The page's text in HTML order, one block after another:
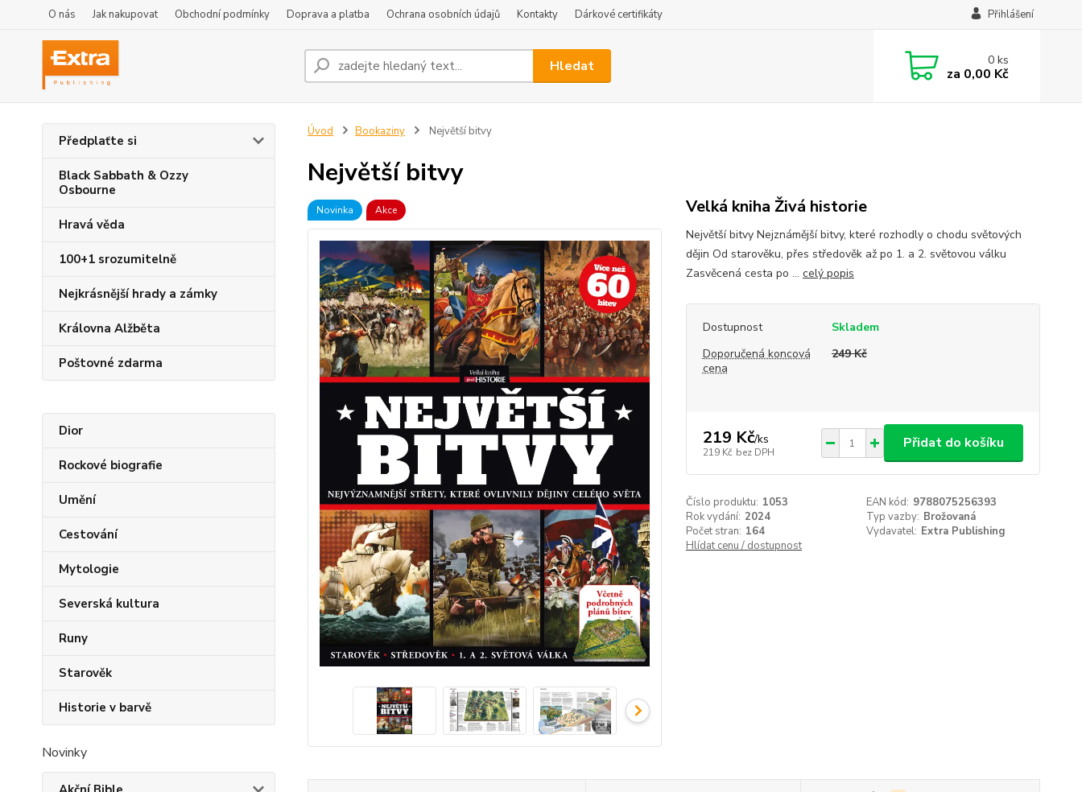
O nás Jak nakupovat Obchodní podmínky Doprava a platba Ochrana osobních údajů Kontakty Dárkové certifikáty Přihlášení
Hledat 0ks
za 0,00 Kč
Předplaťte si
Black Sabbath & Ozzy
Osbourne
Hravá věda
100+1 srozumitelně
Nejkrásnější hrady a zámky
Královna Alžběta
Poštovné zdarma
Dior
Rockové biografie
Umění
Cestování
Mytologie
Severská kultura
Runy
Starověk
Historie v barvě
Novinky
Úvod Bookaziny Největší bitvy
Největší bitvy
Novinka Akce Velká kniha Živá historie
Největší bitvy Nejznámější bitvy, které rozhodly o chodu světových
dějin Od starověku, přes středověk až po 1. a 2. světovou válku
Zasvěcená cesta po ... celý popis
Dostupnost
Skladem
Doporučená koncová
cena
249 Kč
219 Kč/ks
219 Kč bez DPH
Přidat do košíku
Číslo produktu: 1053 EAN kód: 9788075256393
Rok vydání: 2024 Typ vazby: Brožovaná
Počet stran: 164 Vydavatel: Extra Publishing
Hlídat cenu / dostupnost